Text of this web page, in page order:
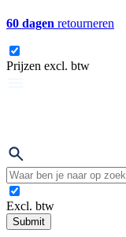
60 dagen retourneren
Prijzen excl. btw
Excl. btw
Submit